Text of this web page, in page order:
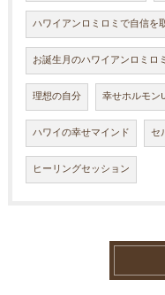
ハワイアンロミロミで自信を
お誕生月のハワイアンロミロミ
理想の自分 幸せホルモン
ハワイの幸せマインド セ
ヒーリングセッション